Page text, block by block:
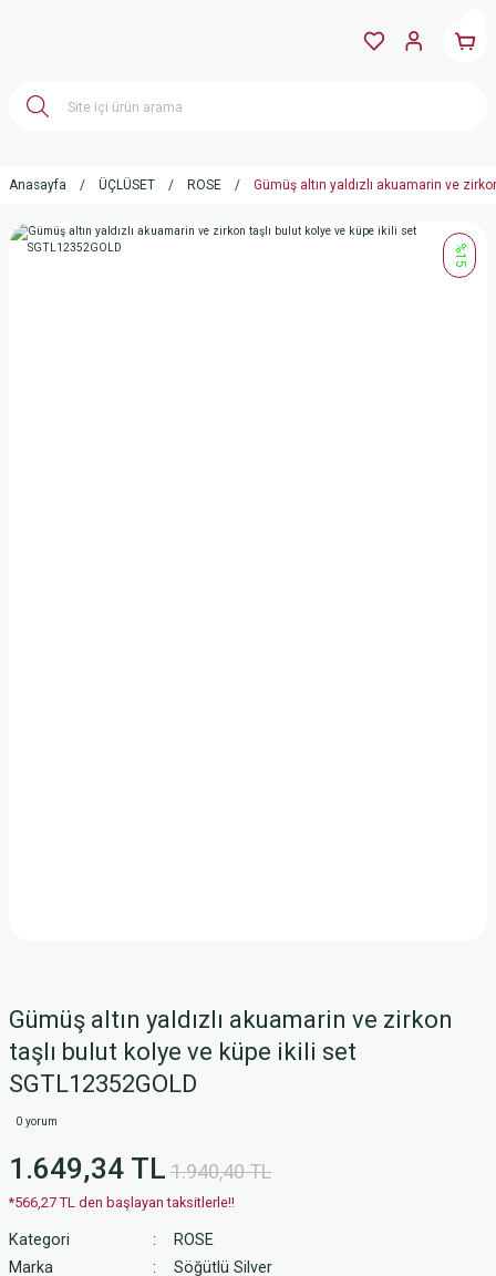
Anasayfa ÜÇLÜSET ROSE Gümüş altın yaldızlı akuamarin ve
%15
Gümüş altın yaldızlı akuamarin ve zirkon
taşlı bulut kolye ve küpe ikili set
SGTL12352GOLD
0 yorum
1.649,34 TL 1.940,40 TL
*566,27 TL den başlayan taksitlerle!!
Kategori
ROSE
Marka
Söğütlü Silver